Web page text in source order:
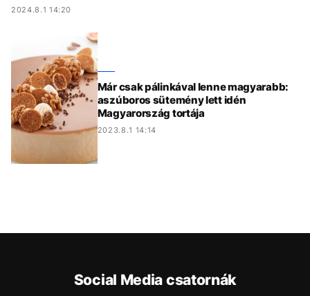
2024.8.1 14:20
Már csak pálinkával lenne magyarabb:
aszúboros sütemény lett idén
Magyarország tortája
2023.8.1 14:14
Social Media csatornák